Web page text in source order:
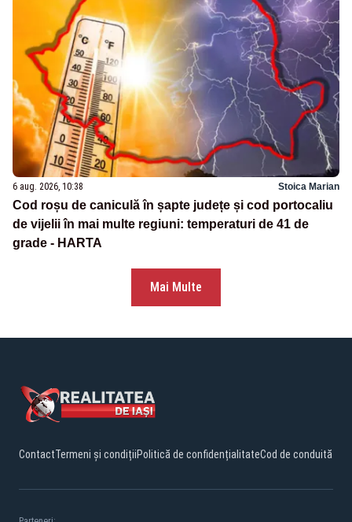
6 aug. 2026, 10:38 Stoica Marian
Cod roșu de caniculă în șapte județe și cod portocaliu
de vijelii în mai multe regiuni: temperaturi de 41 de
grade - HARTA
Mai Multe
ContactTermeni și condițiiPolitică de confidențialitateCod de conduită